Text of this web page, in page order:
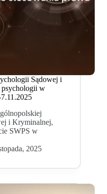
Sądowej i
w
i Kryminalnej,
SWPS w
2025